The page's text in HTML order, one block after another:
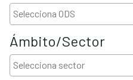
Ámbito/Sector